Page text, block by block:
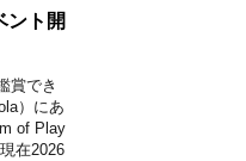
ント開
賞でき
）にあ
of Play
在2026